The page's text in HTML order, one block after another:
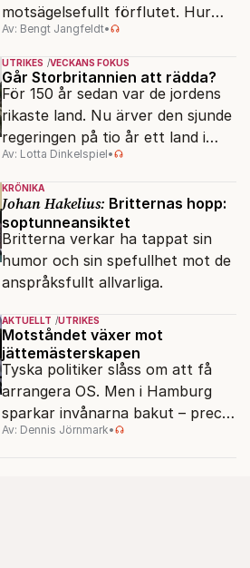
motsägelsefullt förflutet. Hur
kunde två revolutioner förändra
hela samhället – utan att rubba
den ryska statsidén?
Av: Bengt Jangfeldt•
UTRIKES VECKANS FOKUS
Går Storbritannien att rädda?
För 150 år sedan var de jordens
rikaste land. Nu ärver den sjunde
regeringen på tio år ett land i
politiskt och ekonomiskt kaos.
Av: Lotta Dinkelspiel•
KRÖNIKA
Johan Hakelius: Britternas hopp:
soptunneansiktet
Britterna verkar ha tappat sin
humor och sin spefullhet mot de
anspråksfullt allvarliga.
AKTUELLT UTRIKES
Motståndet växer mot
jättemästerskapen
Tyska politiker slåss om att få
arrangera OS. Men i Hamburg
sparkar invånarna bakut – precis
som de gjort tidigare i Paris,
Av: Dennis Jörnmark•